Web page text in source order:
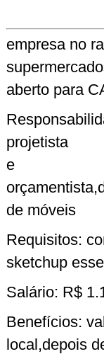
empresa no
aberto para
projetista
e
de móveis
Requisitos:
sketchup
Salário: R$
Benefícios:
local,depois